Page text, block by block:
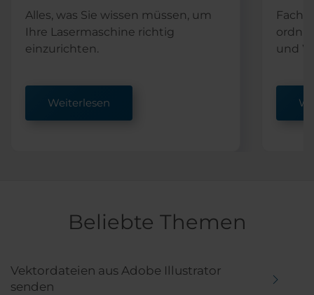
Alles, was Sie wissen müssen, um
Ihre Lasermaschine richtig
einzurichten.
Weiterlesen
und
Beliebte Themen
Vektordateien aus Adobe Illustrator
senden